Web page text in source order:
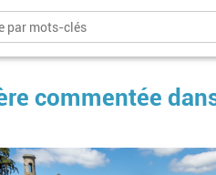
commentée